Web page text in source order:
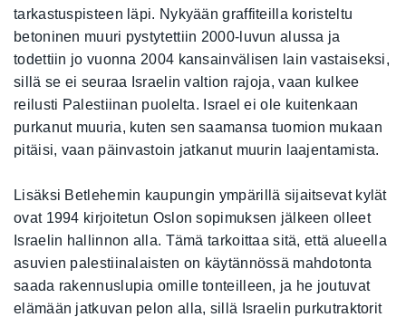
tarkastuspisteen läpi. Nykyään graffiteilla koristeltu
betoninen muuri pystytettiin 2000-luvun alussa ja
todettiin jo vuonna 2004 kansainvälisen lain vastaiseksi,
sillä se ei seuraa Israelin valtion rajoja, vaan kulkee
reilusti Palestiinan puolelta. Israel ei ole kuitenkaan
purkanut muuria, kuten sen saamansa tuomion mukaan
pitäisi, vaan päinvastoin jatkanut muurin laajentamista.
Lisäksi Betlehemin kaupungin ympärillä sijaitsevat kylät
ovat 1994 kirjoitetun Oslon sopimuksen jälkeen olleet
Israelin hallinnon alla. Tämä tarkoittaa sitä, että alueella
asuvien palestiinalaisten on käytännössä mahdotonta
saada rakennuslupia omille tonteilleen, ja he joutuvat
elämään jatkuvan pelon alla, sillä Israelin purkutraktorit